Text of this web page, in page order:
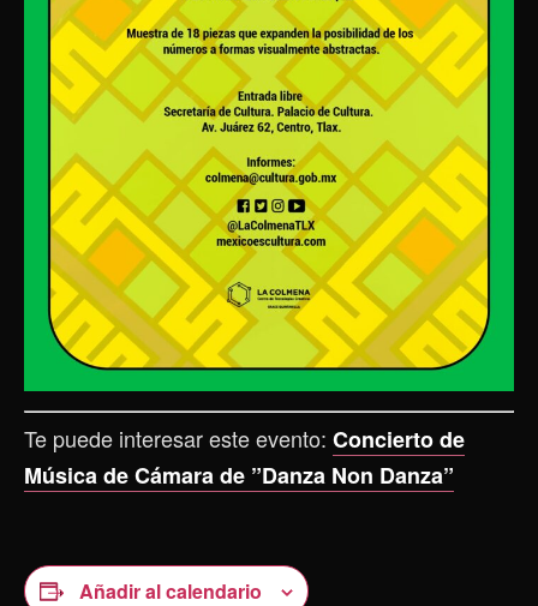
Te puede interesar este evento: Concierto de
Música de Cámara de ”Danza Non Danza”
Añadir al calendario